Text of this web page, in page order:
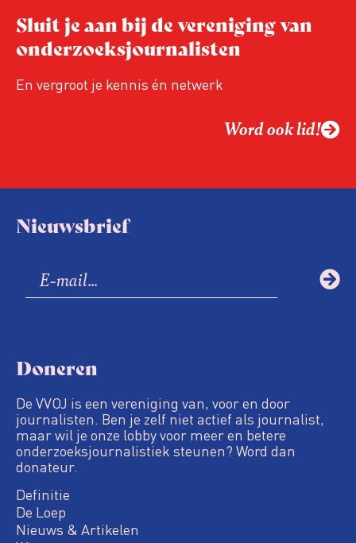
Sluit je aan bij de vereniging van
onderzoeksjournalisten
En vergroot je kennis én netwerk
Word ook lid!
Nieuwsbrief
Doneren
De VVOJ is een vereniging van, voor en door
journalisten. Ben je zelf niet actief als journalist,
maar wil je onze lobby voor meer en betere
onderzoeksjournalistiek steunen? Word dan
donateur.
Definitie
De Loep
Nieuws & Artikelen